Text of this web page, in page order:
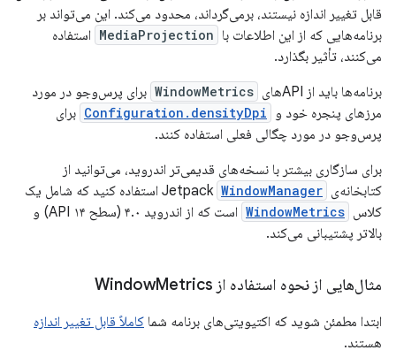
قابل تغییر اندازه نیستند، برمی‌گرداند، محدود می‌کند. این می‌تواند بر
برنامه‌هایی که از این اطلاعات با MediaProjection استفاده
می‌کنند، تأثیر بگذارد.
برنامه‌ها باید از APIهای
WindowMetrics برای پرس‌وجو در مورد
مرزهای پنجره خود و
Configuration.densityDpi برای
پرس‌وجو در مورد چگالی فعلی استفاده کنند.
برای سازگاری بیشتر با نسخه‌های قدیمی‌تر اندروید، می‌توانید از
کتابخانه‌ی Jetpack WindowManager
استفاده کنید که شامل یک
کلاس WindowMetrics
است که از اندروید ۴.۰ (سطح API ۱۴) و
بالاتر پشتیبانی می‌کند.
مثال‌هایی از نحوه استفاده از Window Metrics
ابتدا مطمئن شوید که اکتیویتی‌های برنامه شما کاملاً قابل تغییر اندازه
هستند.